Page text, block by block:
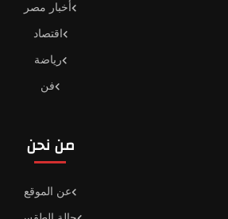
أخبار مصر
اقتصاد
رياضة
فن
من نحن
عن الموقع